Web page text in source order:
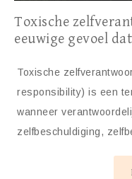
Toxische
eeuwige gevoel
Toxische
responsibility) is een
wanneer
zelfbeschuldiging,